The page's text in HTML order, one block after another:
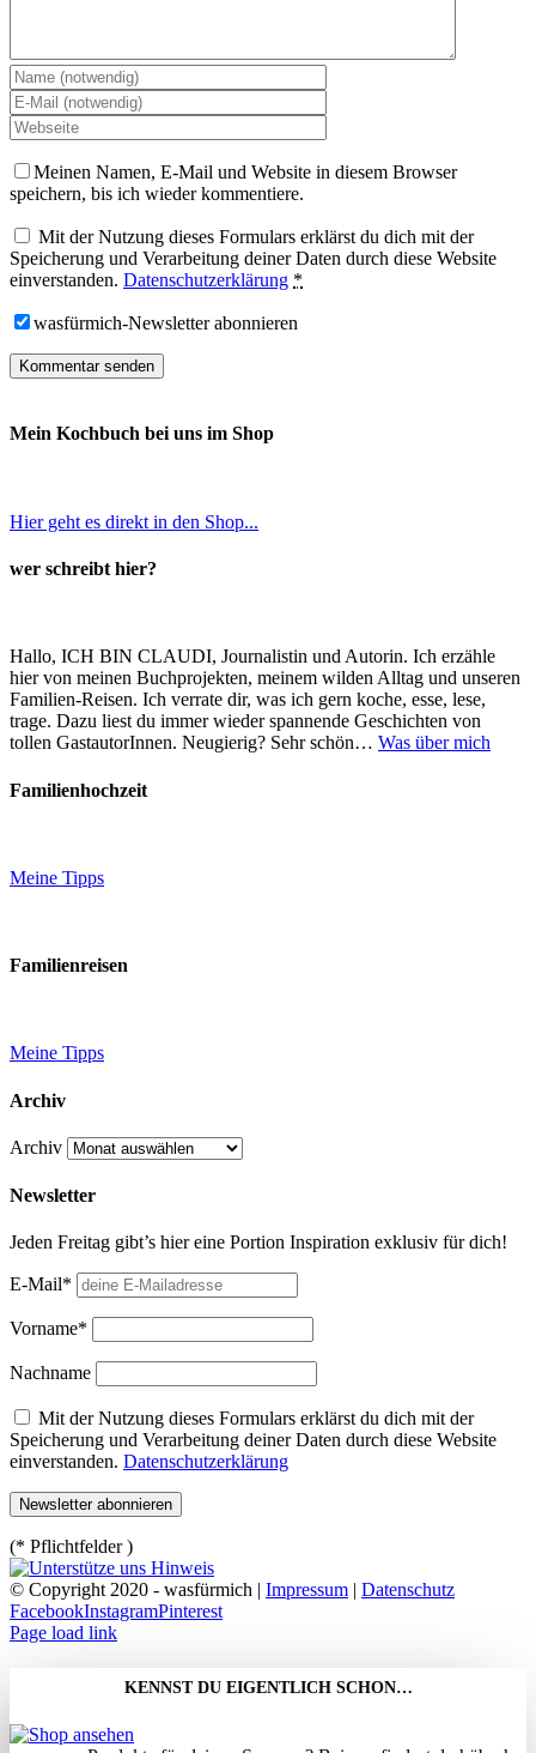
Meinen Namen, E-Mail und Website in diesem Browser
speichern, bis ich wieder kommentiere.
Mit der Nutzung dieses Formulars erklärst du dich mit der
Speicherung und Verarbeitung deiner Daten durch diese Website
einverstanden. Datenschutzerklärung *
wasfürmich-Newsletter abonnieren
Mein Kochbuch bei uns im Shop
Hier geht es direkt in den Shop...
wer schreibt hier?
Hallo, ICH BIN CLAUDI, Journalistin und Autorin. Ich erzähle
hier von meinen Buchprojekten, meinem wilden Alltag und unseren
Familien-Reisen. Ich verrate dir, was ich gern koche, esse, lese,
trage. Dazu liest du immer wieder spannende Geschichten von
tollen GastautorInnen. Neugierig? Sehr schön… Was über mich
Familienhochzeit
Meine Tipps
Familienreisen
Meine Tipps
Archiv
Archiv
Newsletter
Jeden Freitag gibt’s hier eine Portion Inspiration exklusiv für dich!
E-Mail*
Vorname*
Nachname
Mit der Nutzung dieses Formulars erklärst du dich mit der
Speicherung und Verarbeitung deiner Daten durch diese Website
einverstanden. Datenschutzerklärung
(* Pflichtfelder )
© Copyright 2020 - wasfürmich | Impressum | Datenschutz
FacebookInstagramPinterest
Page load link
KENNST DU EIGENTLICH SCHON…